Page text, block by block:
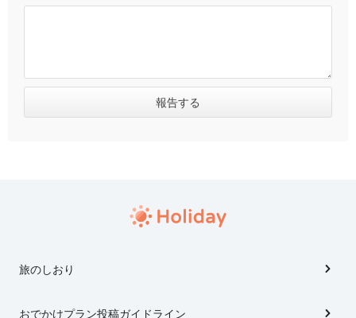
旅のしおり
おでかけプラン投稿ガイドライン